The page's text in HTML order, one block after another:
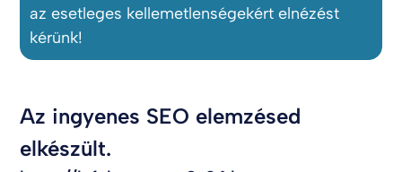
az esetleges kellemetlenségekért elnézést
kérünk!
Az ingyenes SEO elemzésed
elkészült.